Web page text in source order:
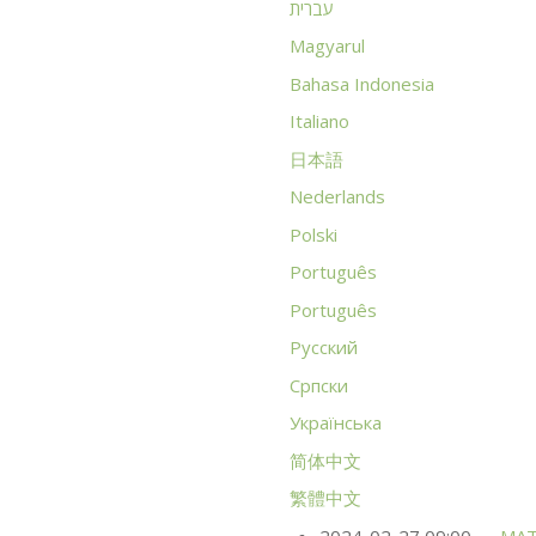
עברית
Magyarul
Bahasa Indonesia
Italiano
日本語
Nederlands
Polski
Português
Português
Русский
Српски
Українська
简体中文
繁體中文